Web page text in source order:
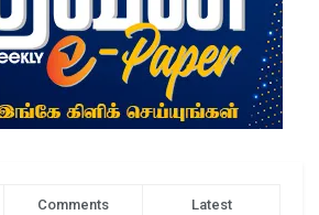
Comments Latest